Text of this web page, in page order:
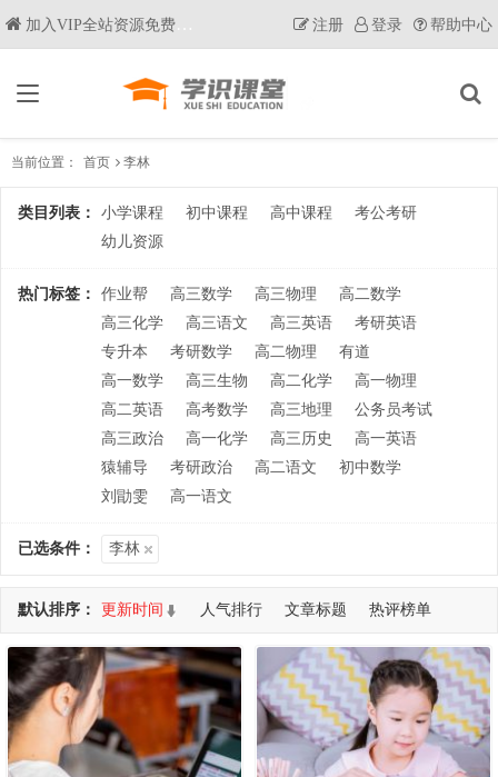
加入VIP全站资源免费获取 注册 登录 帮助中心
当前位置： 首页 李林
类目列表： 小学课程 初中课程 高中课程
考公考研
幼儿资源
热门标签： 作业帮 高三数学 高三物理
高二数学
高三化学
高三语文 高三英语
考研英语
专升本
考研数学 高二物理
有道
高一数学
高三生物 高二化学
高一物理
高二英语
高考数学 高三地理
公务员考试
高三政治
高一化学 高三历史
高一英语
猿辅导
考研政治 高二语文
初中数学
刘勖雯
高一语文
已选条件： 李林
默认排序： 更新时间 人气排行 文章标题
热评榜单
共查询到 25 个DEMO